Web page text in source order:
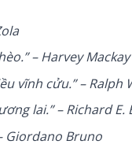
– Harvey Mackay
vĩnh cửu.” – Ralph
lai.” – Richard E.
Giordano Bruno